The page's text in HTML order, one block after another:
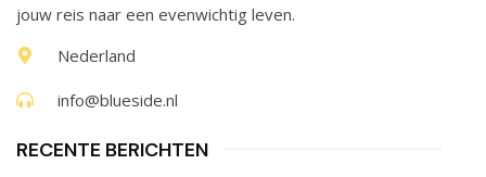
jouw reis naar een evenwichtig leven.
Nederland
info@blueside.nl
RECENTE BERICHTEN​